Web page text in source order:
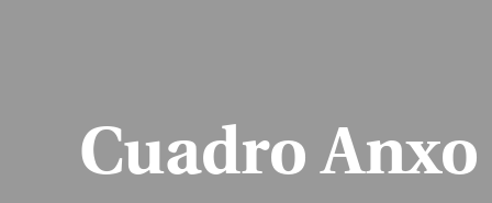
Cuadro Anxo